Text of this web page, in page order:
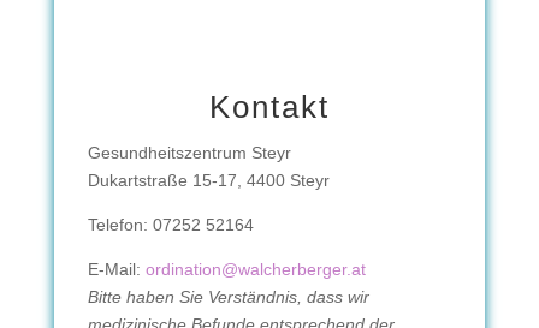
Kontakt
Gesundheitszentrum Steyr
Dukartstraße 15-17, 4400 Steyr
Telefon: 07252 52164
E-Mail: ordination@walcherberger.at
Bitte haben Sie Verständnis, dass wir